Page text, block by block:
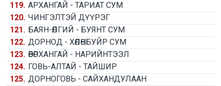
119. АРХАНГАЙ - ТАРИАТ СУМ
120. ЧИНГЭЛТЭЙ ДҮҮРЭГ
121. БАЯН-ӨЛГИЙ - БУЯНТ СУМ
122. ДОРНОД - ХӨЛӨНБУЙР СУМ
123. ӨВӨРХАНГАЙ - НАРИЙНТЭЭЛ
124. ГОВЬ-АЛТАЙ - ТАЙШИР
125. ДОРНОГОВЬ - САЙХАНДУЛААН